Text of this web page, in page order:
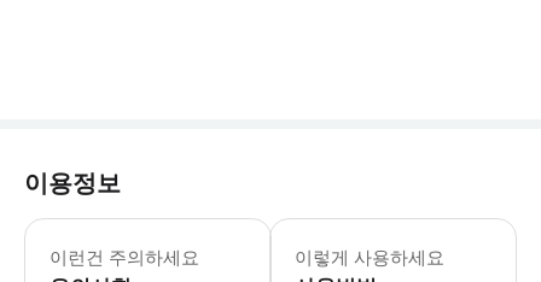
이용정보
이런건 주의하세요
👍 피크트램 티켓은 이미 포함되어 있
이렇게 사용하세요